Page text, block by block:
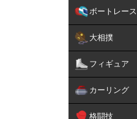
ボートレース
大相撲
フィギュア
カーリング
格闘技